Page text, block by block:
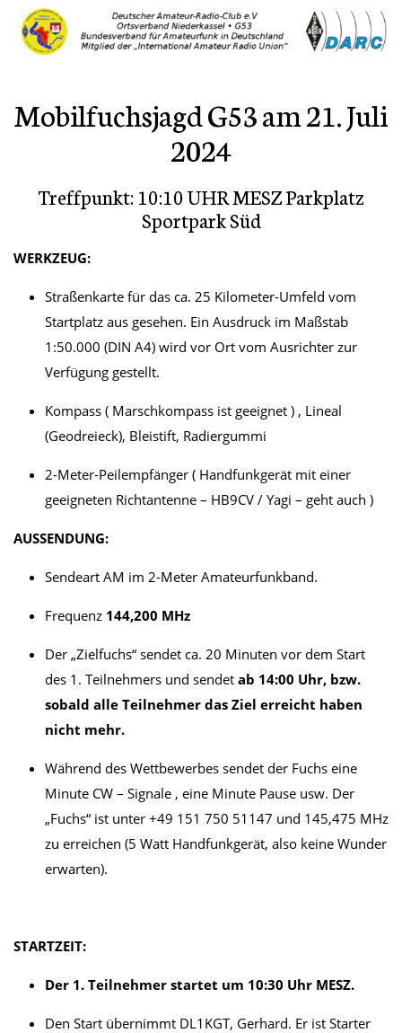
Mobilfuchsjagd G53 am 21. Juli
2024
Treffpunkt: 10:10 UHR MESZ Parkplatz
Sportpark Süd
WERKZEUG:
Straßenkarte für das ca. 25 Kilometer-Umfeld vom
Startplatz aus gesehen. Ein Ausdruck im Maßstab
1:50.000 (DIN A4) wird vor Ort vom Ausrichter zur
Verfügung gestellt.
Kompass ( Marschkompass ist geeignet ) , Lineal
(Geodreieck), Bleistift, Radiergummi
2-Meter-Peilempfänger ( Handfunkgerät mit einer
geeigneten Richtantenne – HB9CV / Yagi – geht auch )
AUSSENDUNG:
Sendeart AM im 2-Meter Amateurfunkband.
Frequenz 144,200 MHz
Der „Zielfuchs“ sendet ca. 20 Minuten vor dem Start
des 1. Teilnehmers und sendet ab 14:00 Uhr, bzw.
sobald alle Teilnehmer das Ziel erreicht haben
nicht mehr.
Während des Wettbewerbes sendet der Fuchs eine
Minute CW – Signale , eine Minute Pause usw. Der
„Fuchs“ ist unter +49 151 750 51147 und 145,475 MHz
zu erreichen (5 Watt Handfunkgerät, also keine Wunder
erwarten).
STARTZEIT:
Der 1. Teilnehmer startet um 10:30 Uhr MESZ.
Den Start übernimmt DL1KGT, Gerhard. Er ist Starter